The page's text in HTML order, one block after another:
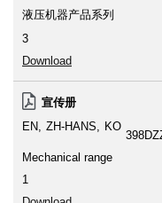
液压机器产品系列
3
Download
宣传册
EN
ZH-HANS KO
Mechanical range
1